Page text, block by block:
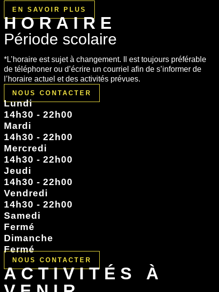
EN SAVOIR PLUS
HORAIRE
Période scolaire
*L’horaire est sujet à changement. Il est toujours préférable
de téléphoner ou d’écrire un courriel afin de s’informer de
l’horaire actuel et des activités prévues.
NOUS CONTACTER
Lundi
14h30 - 22h00
Mardi
14h30 - 22h00
Mercredi
14h30 - 22h00
Jeudi
14h30 - 22h00
Vendredi
14h30 - 22h00
Samedi
Fermé
Dimanche
Fermé
NOUS CONTACTER
ACTIVITÉS À